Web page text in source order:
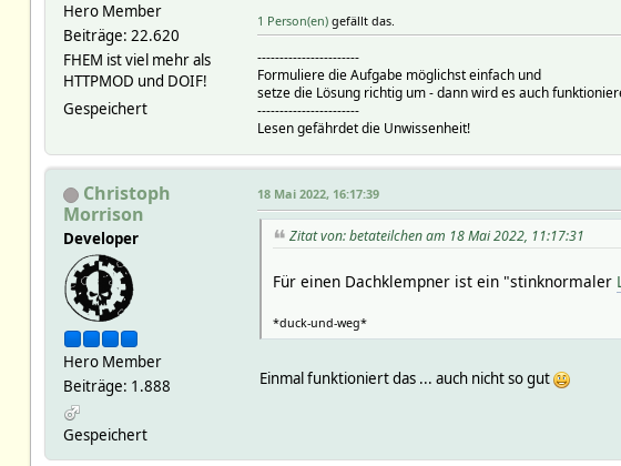
Hero Member
Beiträge: 22.620
FHEM ist viel mehr als
HTTPMOD und DOIF!
Gespeichert
1 Person(en)gefällt das.
-----------------------
Formuliere die Aufgabe möglichst einfach und
setze die Lösung richtig um - dann wird es auch
-----------------------
Lesen gefährdet die Unwissenheit!
Christoph
Morrison
Developer
Hero Member
Beiträge: 1.888
Gespeichert
18 Mai 2022, 16:17:39
Zitat von: betateilchen am 18 Mai 2022, 11:17:31
Für einen Dachklempner ist ein "stinknormaler
*duck-und-weg*
Einmal funktioniert das ... auch nicht so gut